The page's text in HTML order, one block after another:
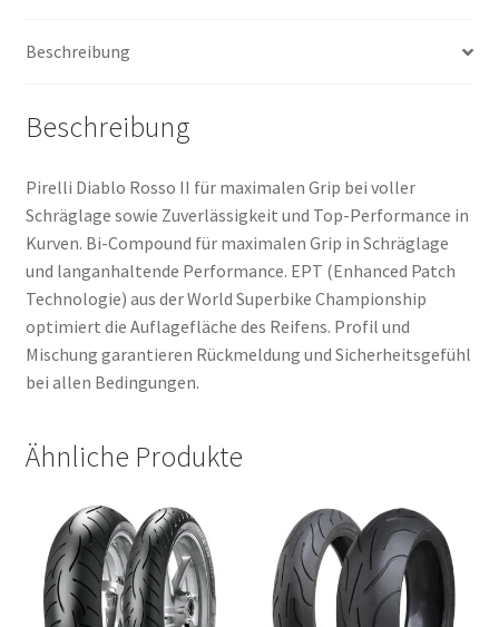
Beschreibung
Beschreibung
Pirelli Diablo Rosso II für maximalen Grip bei voller
Schräglage sowie Zuverlässigkeit und Top-Performance in
Kurven. Bi-Compound für maximalen Grip in Schräglage
und langanhaltende Performance. EPT (Enhanced Patch
Technologie) aus der World Superbike Championship
optimiert die Auflagefläche des Reifens. Profil und
Mischung garantieren Rückmeldung und Sicherheitsgefühl
bei allen Bedingungen.
Ähnliche Produkte